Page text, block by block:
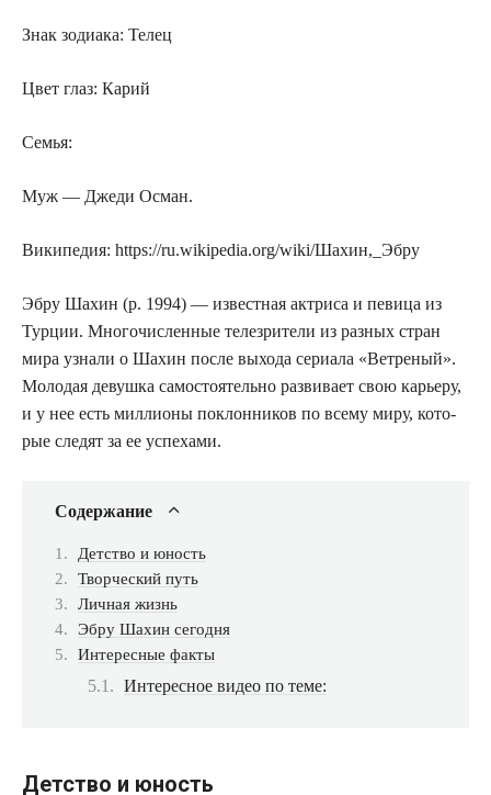
Знак зоди­а­ка: Телец
Цвет глаз: Карий
Семья:
Муж — Дже­ди Осман.
Вики­пе­дия: https://ru.wikipedia.org/wiki/Шахин,_Эбру
Эбру Шахин (р. 1994) — извест­ная актри­са и певи­ца из
Тур­ции. Мно­го­чис­лен­ные теле­зри­те­ли из раз­ных стран
мира узна­ли о Шахин после выхо­да сери­а­ла «Вет­ре­ный».
Моло­дая девуш­ка само­сто­я­тель­но раз­ви­ва­ет свою карье­ру,
и у нее есть мил­ли­о­ны поклон­ни­ков по все­му миру, кото­
рые сле­дят за ее успехами.
Содер­жа­ние
Дет­ство и юность
Твор­че­ский путь
Лич­ная жизнь
Эбру Шахин сегодня
Инте­рес­ные факты
Инте­рес­ное видео по теме:
Детство и юность